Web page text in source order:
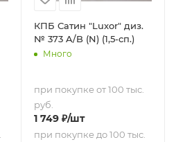
КПБ Сатин "Luxor" диз.
№ 373 A/B (N) (1,5-сп.)
Много
при покупке от 100 тыс.
руб.
1 749₽/шт
при покупке до 100 тыс.